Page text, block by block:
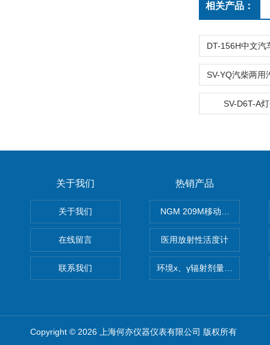
相关产品：
SV-D6T-A
关于我们
关于我们
在线留言
联系我们
热销产品
NGM 209M移动式惰性气体
医用放射性活度计
环境x、γ辐射剂量率仪
Copyright © 2026 上海何亦仪器仪表有限公司 版权所有